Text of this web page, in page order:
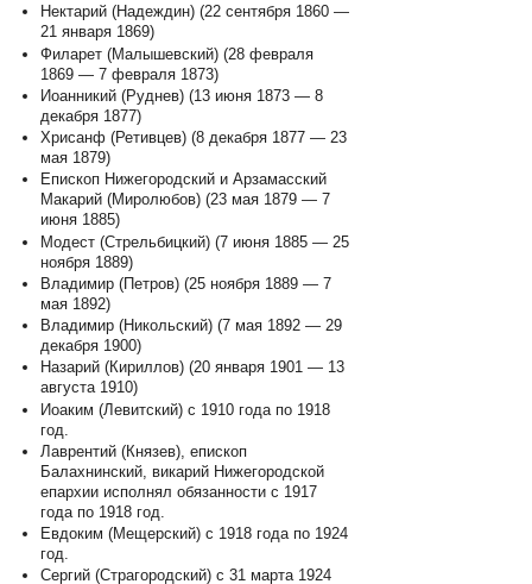
Нектарий (Надеждин) (22 сентября 1860 —
21 января 1869)
Филарет (Малышевский) (28 февраля
1869 — 7 февраля 1873)
Иоанникий (Руднев) (13 июня 1873 — 8
декабря 1877)
Хрисанф (Ретивцев) (8 декабря 1877 — 23
мая 1879)
Епископ Нижегородский и Арзамасский
Макарий (Миролюбов) (23 мая 1879 — 7
июня 1885)
Модест (Стрельбицкий) (7 июня 1885 — 25
ноября 1889)
Владимир (Петров) (25 ноября 1889 — 7
мая 1892)
Владимир (Никольский) (7 мая 1892 — 29
декабря 1900)
Назарий (Кириллов) (20 января 1901 — 13
августа 1910)
Иоаким (Левитский) с 1910 года по 1918
год.
Лаврентий (Князев), епископ
Балахнинский, викарий Нижегородской
епархии исполнял обязанности с 1917
года по 1918 год.
Евдоким (Мещерский) с 1918 года по 1924
год.
Сергий (Страгородский) с 31 марта 1924